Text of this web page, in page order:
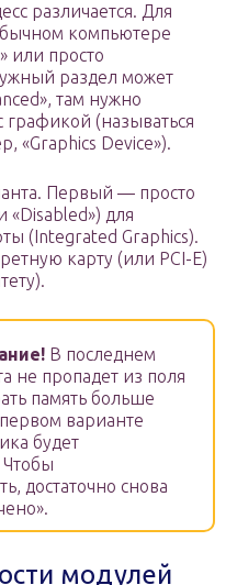
различается. Для
компьютере
или просто
раздел может
там нужно
графикой (называться
«Graphics Device»).
Первый — просто
«Disabled») для
(Integrated Graphics).
карту (или PCI-E)
В последнем
не пропадет из поля
память больше
варианте
будет
Чтобы
достаточно снова
модулей